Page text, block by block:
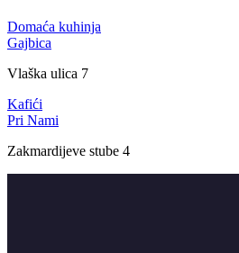
Domaća kuhinja
Gajbica
Vlaška ulica 7
Kafići
Pri Nami
Zakmardijeve stube 4